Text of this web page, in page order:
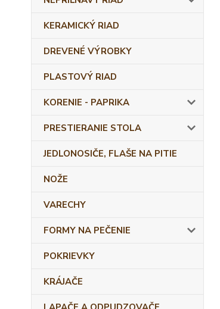
KERAMICKÝ RIAD
DREVENÉ VÝROBKY
PLASTOVÝ RIAD
KORENIE - PAPRIKA
PRESTIERANIE STOLA
JEDLONOSIČE, FLAŠE NA PITIE
NOŽE
VARECHY
FORMY NA PEČENIE
POKRIEVKY
KRÁJAČE